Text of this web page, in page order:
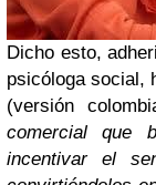
Dicho esto,
psicóloga social,
(versión
comercial que
incentivar el